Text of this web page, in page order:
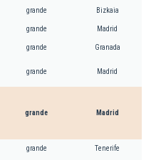
grande Bizkaia
grande Madrid
grande Granada
grande Madrid
grande Madrid
grande Tenerife